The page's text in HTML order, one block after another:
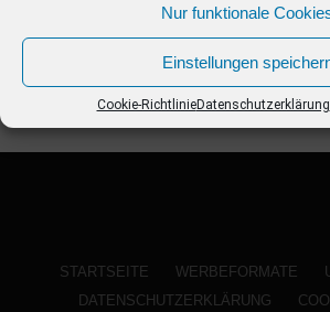
Nur funktionale
Einstellungen
Cookie-RichtlinieDatenschutzerklärung
STARTSEITE WERBEFORMATE
DATENSCHUTZERKLÄRUNG